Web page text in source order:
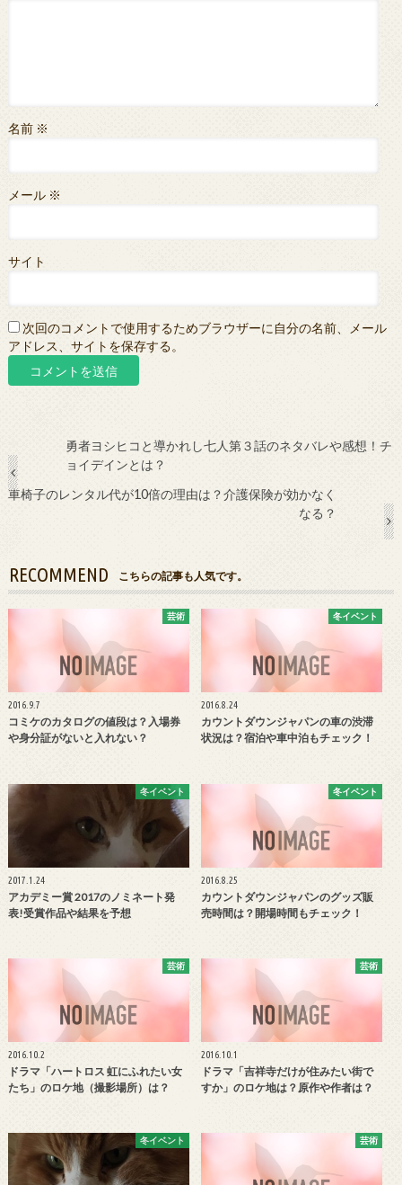
名前 ※
メール ※
サイト
次回のコメントで使用するためブラウザーに自分の名前、メール
アドレス、サイトを保存する。
勇者ヨシヒコと導かれし七人第３話のネタバレや感想！チ
ョイデインとは？
車椅子のレンタル代が10倍の理由は？介護保険が効かなく
なる？
RECOMMEND こちらの記事も人気です。
芸術
2016.9.7
コミケのカタログの値段は？入場券
や身分証がないと入れない？
冬イベント
2016.8.24
カウントダウンジャパンの車の渋滞
状況は？宿泊や車中泊もチェック！
冬イベント
2017.1.24
アカデミー賞 2017のノミネート発
表!受賞作品や結果を予想
冬イベント
2016.8.25
カウントダウンジャパンのグッズ販
売時間は？開場時間もチェック！
芸術
2016.10.2
ドラマ「ハートロス 虹にふれたい女
たち」のロケ地（撮影場所）は？
芸術
2016.10.1
ドラマ「吉祥寺だけが住みたい街で
すか」のロケ地は？原作や作者は？
冬イベント 芸術